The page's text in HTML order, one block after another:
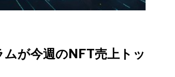
が今週のNFT売上トッ